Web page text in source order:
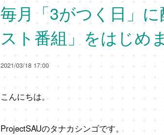
毎月「3がつく日」
スト番組」をはじめ
2021/03/18 17:00
こんにちは。
ProjectSAUのタナカシンゴです。